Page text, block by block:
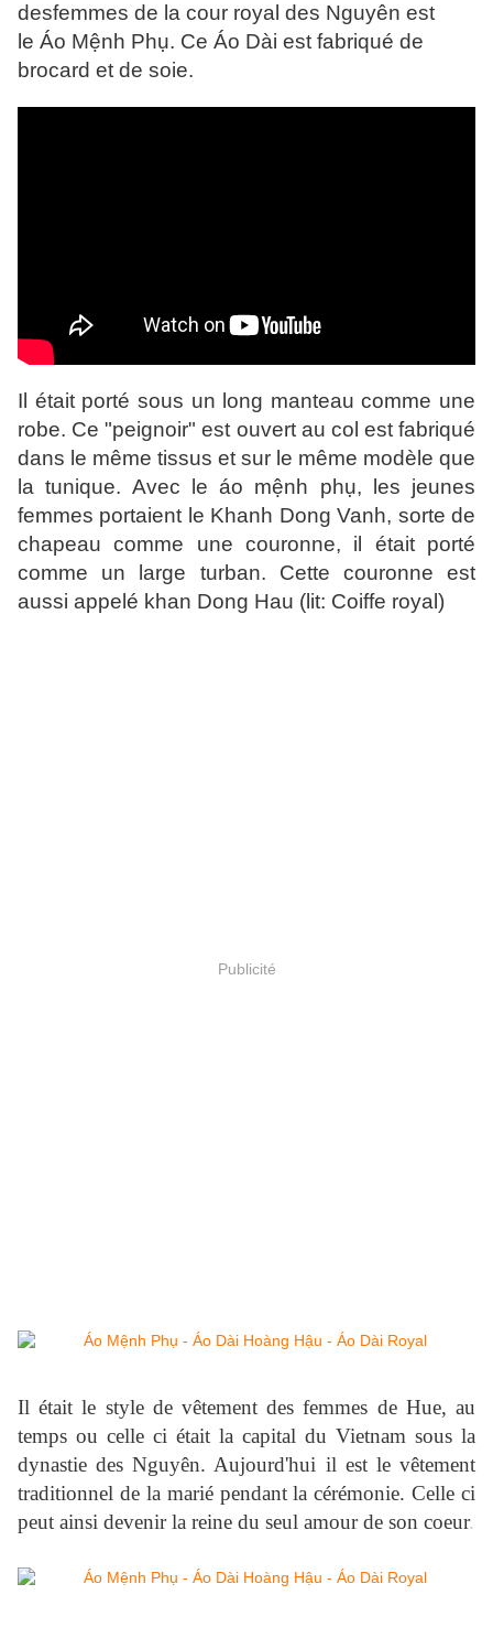
desfemmes de la cour royal des Nguyên est
le Áo Mệnh Phụ. Ce Áo Dài est fabriqué de
brocard et de soie.
Il était porté sous un long manteau comme une
robe. Ce "peignoir" est ouvert au col est fabriqué
dans le même tissus et sur le même modèle que
la tunique. Avec le áo mệnh phụ, les jeunes
femmes portaient le Khanh Dong Vanh, sorte de
chapeau comme une couronne, il était porté
comme un large turban. Cette couronne est
aussi appelé khan Dong Hau (lit: Coiffe royal)
Publicité
Il était le style de vêtement des femmes de Hue, au
temps ou celle ci était la capital du Vietnam sous la
dynastie des Nguyên. Aujourd'hui il est le vêtement
traditionnel de la marié pendant la cérémonie. Celle ci
peut ainsi devenir la reine du seul amour de son coeur.